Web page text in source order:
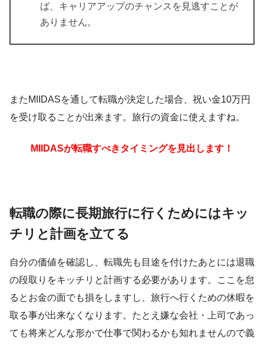
ば、キャリアアップのチャンスを見逃すことが
ありません。
またMIIDASを通して転職が決定した場合、祝い金10万円
を受け取ることが出来ます。旅行の資金に使えますね。
MIIDASが転職すべきタイミングを見出します！
転職の際に長期旅行に行くためにはキッ
チリと計画を立てる
自分の価値を確認し、転職先も目途を付けたあとには退職
の段取りをキッチリと計画する必要があります。ここを怠
るとお金の面でも損をしますし、旅行へ行くための休暇を
取る事が出来なくなります。たとえ嫌な会社・上司であっ
ても将来どんな形かで仕事で関わるかも知れませんので義